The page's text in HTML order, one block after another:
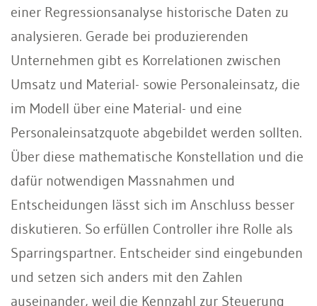
einer Regressionsanalyse historische Daten zu
analysieren. Gerade bei produzierenden
Unternehmen gibt es Korrelationen zwischen
Umsatz und Material- sowie Personaleinsatz, die
im Modell über eine Material- und eine
Personaleinsatzquote abgebildet werden sollten.
Über diese mathematische Konstellation und die
dafür notwendigen Massnahmen und
Entscheidungen lässt sich im Anschluss besser
diskutieren. So erfüllen Controller ihre Rolle als
Sparringspartner. Entscheider sind eingebunden
und setzen sich anders mit den Zahlen
auseinander, weil die Kennzahl zur Steuerung